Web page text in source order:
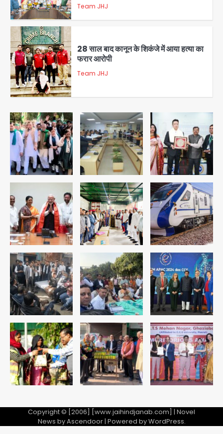
3
28 साल बाद कानून के शिकंजे में आया हत्या का
फरार आरोपी
4
के हत्थे
Team JHJ
5
रोहित चौधरी गैंग का कुख्यात बदमाश राजस्थान
से गिरफ्तार
Team JHJ
1
पुरा महादेव से बेटियों के स्वास्थ्य और सुरक्षा का
Team JHJ
2
अब पहला स्थान हासिल करना लक्ष्य: डीएम
Team JHJ
3
28 साल बाद कानून के शिकंजे में आया हत्या का
फरार आरोपी
Team JHJ
Copyright © [2006] [www.jaihindjanab.com] | Novel
News byAscendoor| Powered byWordPress.